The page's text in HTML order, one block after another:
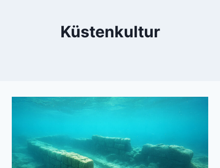
Küstenkultur